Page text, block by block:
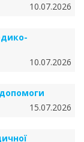
10.07.2026
10.07.2026
15.07.2026